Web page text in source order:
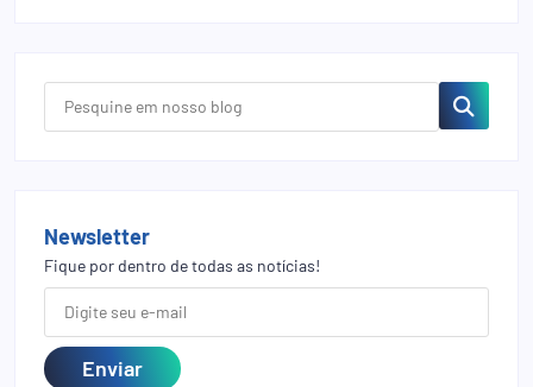
Newsletter
Fique por dentro de todas as notícias!